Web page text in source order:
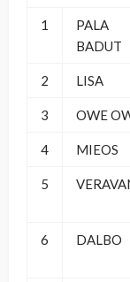
1
PALA
BADUT
2 LISA
3 OWE
4 MIEOS
5
6 DALBO